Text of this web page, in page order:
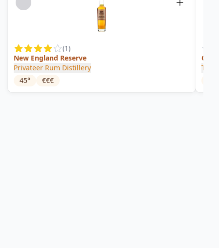
(1)
New England Reserve
Privateer Rum Distillery
45° €€€